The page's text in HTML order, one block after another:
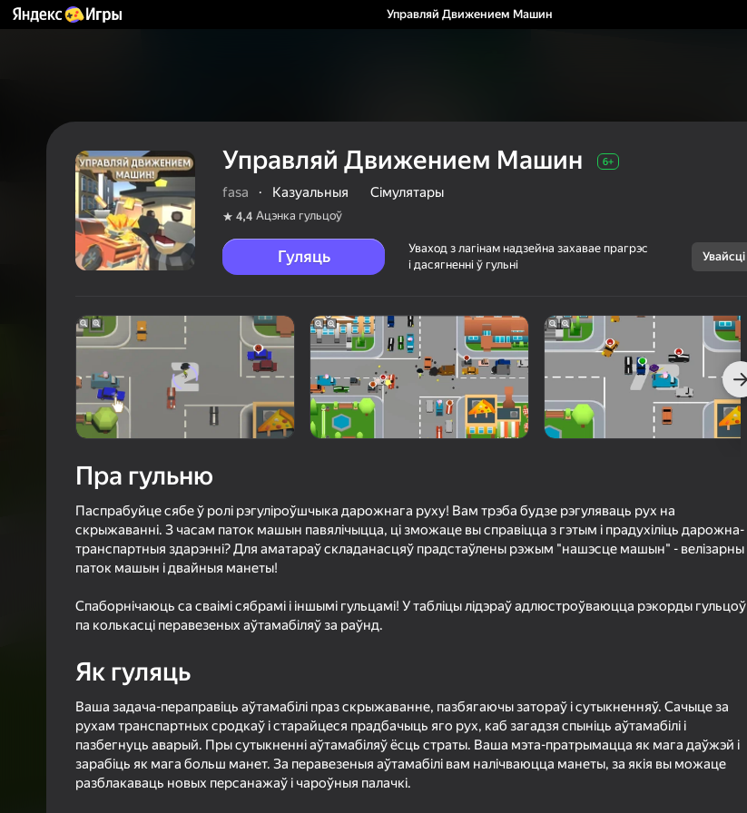
Управляй Движением Машин
Управляй
Движением
Машин
6+
fasa
Казуальныя
4,4 Ацэнка гульцоў
Гуляць
Больш падрабязна аб гульні
Управляй Движением Машин 6+
fasa · Казуальныя Сімулятары
4,4 Ацэнка гульцоў
Гуляць
Уваход з лагінам надзейна захавае прагрэс
і дасягненні ў гульні
Увайсці
Пра гульню
Паспрабуйце сябе ў ролі рэгуліроўшчыка дарожнага руху! Вам трэба будзе рэгуляваць рух на
скрыжаванні. З часам паток машын павялічыцца, ці зможаце вы справіцца з гэтым і прадухіліць дарожна-
транспартныя здарэнні? Для аматараў складанасцяў прадстаўлены рэжым "нашэсце машын" - велізарны
паток машын і двайныя манеты!
Спаборнічаюць са сваімі сябрамі і іншымі гульцамі! У табліцы лідэраў адлюстроўваюцца рэкорды гульцоў
па колькасці перавезеных аўтамабіляў за раўнд.
Як гуляць
Ваша задача-пераправіць аўтамабілі праз скрыжаванне, пазбягаючы затораў і сутыкненняў. Сачыце за
рухам транспартных сродкаў і старайцеся прадбачыць яго рух, каб загадзя спыніць аўтамабілі і
пазбегнуць аварый. Пры сутыкненні аўтамабіляў ёсць страты. Ваша мэта-пратрымацца як мага даўжэй і
зарабіць як мага больш манет. За перавезеныя аўтамабілі вам налічваюцца манеты, за якія вы можаце
разблакаваць новых персанажаў і чароўныя палачкі.